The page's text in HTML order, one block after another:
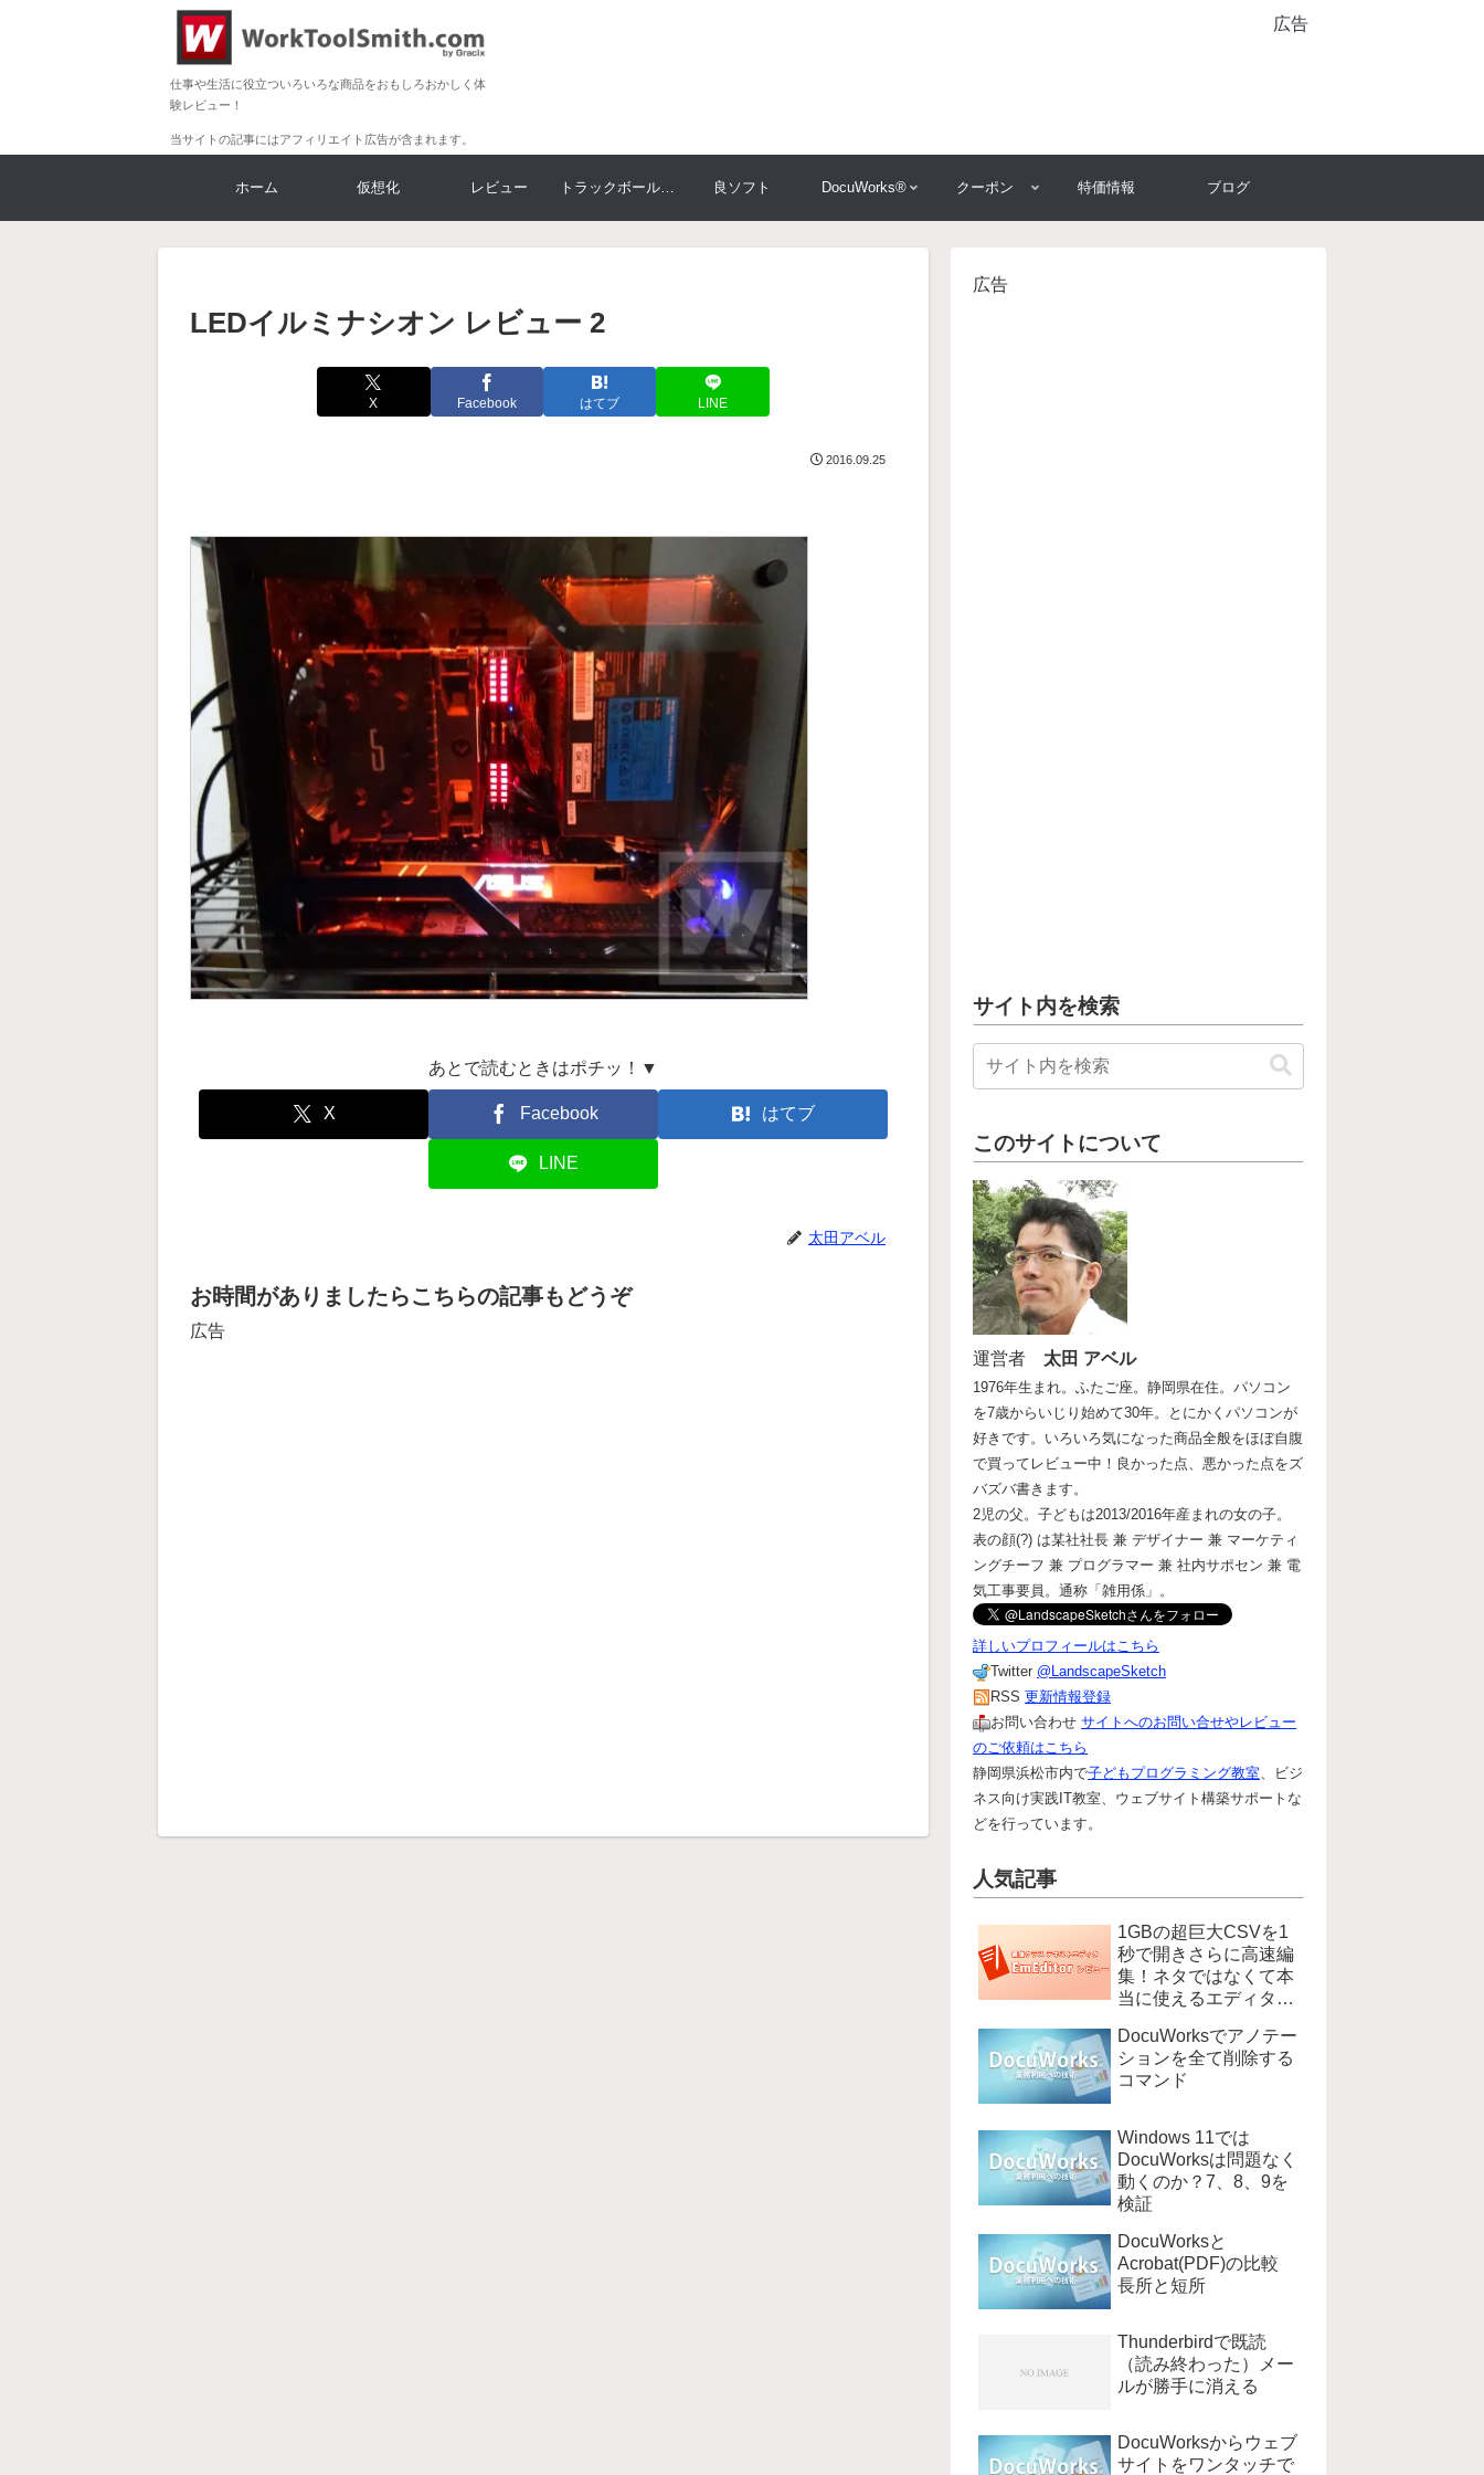
仕事や生活に役立ついろいろな商品をおもしろおかしく体
験レビュー！
当サイトの記事にはアフィリエイト広告が含まれます。
広告
ホーム 仮想化 レビュー トラックボール大比較 良ソフト DocuWorks® クーポン 特価情報 ブログ
LEDイルミナシオン レビュー 2
X Facebook はてブ LINE
2016.09.25
あとで読むときはポチッ！▼
X Facebook はてブ
LINE
太田アベル
お時間がありましたらこちらの記事もどうぞ
広告
広告
サイト内を検索
このサイトについて
運営者 太田 アベル
1976年生まれ。ふたご座。静岡県在住。パソコン
を7歳からいじり始めて30年。とにかくパソコンが
好きです。いろいろ気になった商品全般をほぼ自腹
で買ってレビュー中！良かった点、悪かった点をズ
バズバ書きます。
2児の父。子どもは2013/2016年産まれの女の子。
表の顔(?) は某社社長 兼 デザイナー 兼 マーケティ
ングチーフ 兼 プログラマー 兼 社内サポセン 兼 電
気工事要員。通称「雑用係」。
詳しいプロフィールはこちら
Twitter @LandscapeSketch
RSS 更新情報登録
お問い合わせ サイトへのお問い合せやレビュー
のご依頼はこちら
静岡県浜松市内で子どもプログラミング教室、ビジ
ネス向け実践IT教室、ウェブサイト構築サポートな
どを行っています。
人気記事
1GBの超巨大CSVを1
秒で開きさらに高速編
集！ネタではなくて本
当に使えるエディタ
DocuWorksでアノテー
ションを全て削除する
コマンド
Windows 11では
DocuWorksは問題なく
動くのか？7、8、9を
検証
DocuWorksと
Acrobat(PDF)の比較
長所と短所
Thunderbirdで既読
（読み終わった）メー
ルが勝手に消える
DocuWorksからウェブ
サイトをワンタッチで